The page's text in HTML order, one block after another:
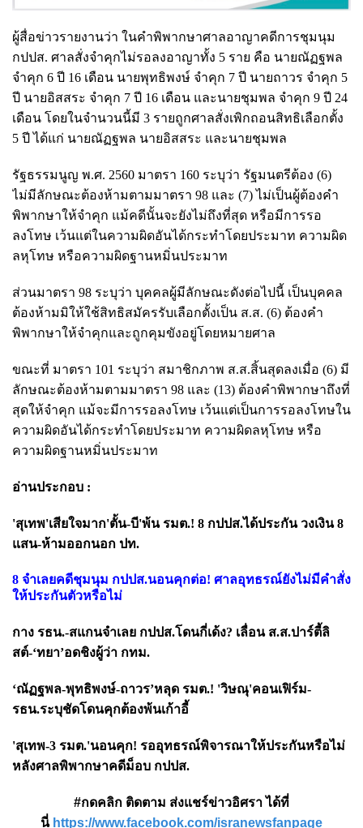
ผู้สื่อข่าวรายงานว่า ในคำพิพากษาศาลอาญาคดีการชุมนุม
กปปส. ศาลสั่งจำคุกไม่รอลงอาญาทั้ง 5 ราย คือ นายณัฏฐพล
จำคุก 6 ปี 16 เดือน นายพุทธิพงษ์ จำคุก 7 ปี นายถาวร จำคุก 5
ปี นายอิสสระ จำคุก 7 ปี 16 เดือน และนายชุมพล จำคุก 9 ปี 24
เดือน โดยในจำนวนนี้มี 3 รายถูกศาลสั่งเพิกถอนสิทธิเลือกตั้ง
5 ปี ได้แก่ นายณัฏฐพล นายอิสสระ และนายชุมพล
รัฐธรรมนูญ พ.ศ. 2560 มาตรา 160 ระบุว่า รัฐมนตรีต้อง (6)
ไม่มีลักษณะต้องห้ามตามมาตรา 98 และ (7) ไม่เป็นผู้ต้องคำ
พิพากษาให้จำคุก แม้คดีนั้นจะยังไม่ถึงที่สุด หรือมีการรอ
ลงโทษ เว้นแต่ในความผิดอันได้กระทำโดยประมาท ความผิด
ลหุโทษ หรือความผิดฐานหมิ่นประมาท
ส่วนมาตรา 98 ระบุว่า บุคคลผู้มีลักษณะดังต่อไปนี้ เป็นบุคคล
ต้องห้ามมิให้ใช้สิทธิสมัครรับเลือกตั้งเป็น ส.ส. (6) ต้องคำ
พิพากษาให้จำคุกและถูกคุมขังอยู่โดยหมายศาล
ขณะที่ มาตรา 101 ระบุว่า สมาชิกภาพ ส.ส.สิ้นสุดลงเมื่อ (6) มี
ลักษณะต้องห้ามตามมาตรา 98 และ (13) ต้องคำพิพากษาถึงที่
สุดให้จำคุก แม้จะมีการรอลงโทษ เว้นแต่เป็นการรอลงโทษใน
ความผิดอันได้กระทำโดยประมาท ความผิดลหุโทษ หรือ
ความผิดฐานหมิ่นประมาท
อ่านประกอบ :
'สุเทพ'เสียใจมาก'ตั้น-บี'พ้น รมต.! 8 กปปส.ได้ประกัน วงเงิน 8
แสน-ห้ามออกนอก ปท.
8 จำเลยคดีชุมนุม กปปส.นอนคุกต่อ! ศาลอุทธรณ์ยังไม่มีคำสั่ง
ให้ประกันตัวหรือไม่
กาง รธน.-สแกนจำเลย กปปส.โดนกี่เด้ง? เลื่อน ส.ส.ปาร์ตี้ลิ
สต์-‘ทยา’อดชิงผู้ว่า กทม.
‘ณัฏฐพล-พุทธิพงษ์-ถาวร’หลุด รมต.! 'วิษณุ'คอนเฟิร์ม-
รธน.ระบุชัดโดนคุกต้องพ้นเก้าอี้
'สุเทพ-3 รมต.'นอนคุก! รออุทธรณ์พิจารณาให้ประกันหรือไม่
หลังศาลพิพากษาคดีม็อบ กปปส.
#กดคลิก ติดตาม ส่งแชร์ข่าวอิศรา ได้ที่
นี่ https://www.facebook.com/isranewsfanpage